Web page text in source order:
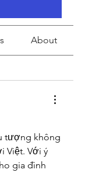
About
tượng không
Việt. Với ý
gia đình